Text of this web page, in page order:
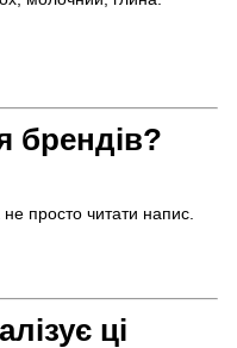
брендів?
не просто читати напис.
ці